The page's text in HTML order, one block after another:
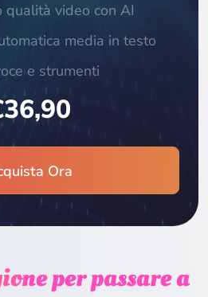
qualità video con AI
media in testo
e strumenti
Ora
per passare a